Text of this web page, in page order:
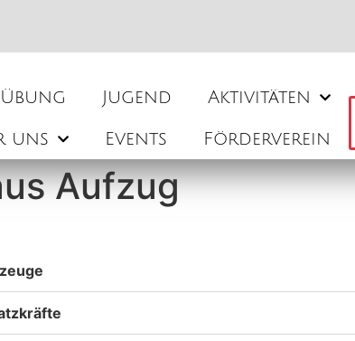
Übung Jugend Aktivitäten
uns Events Förderverein
Aufzug